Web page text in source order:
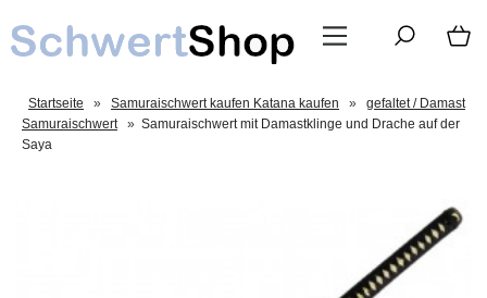
Startseite » Samuraischwert kaufen Katana kaufen »
gefaltet / Damast
Samuraischwert
» Samuraischwert mit Damastklinge und Drache auf der
Saya